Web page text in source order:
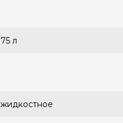
75 л
жидкостное